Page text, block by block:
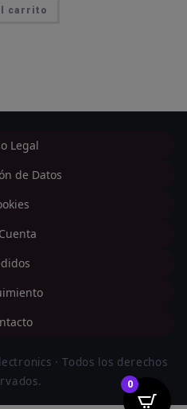
carrito
0
Legal
de Datos
· Todos los derechos